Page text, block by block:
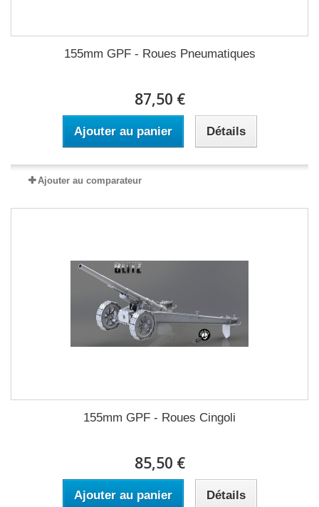
155mm GPF - Roues Pneumatiques
87,50 €
Ajouter au panier Détails
Ajouter au comparateur
155mm GPF - Roues Cingoli
85,50 €
Ajouter au panier Détails